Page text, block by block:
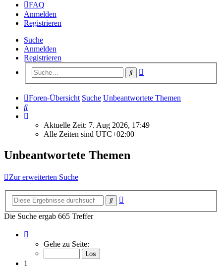
FAQ
Anmelden
Registrieren
Suche
Anmelden
Registrieren
Suche
Foren-Übersicht Suche Unbeantwortete Themen
Suche
Aktuelle Zeit: 7. Aug 2026, 17:49
Alle Zeiten sind UTC+02:00
Unbeantwortete Themen
Zur erweiterten Suche
Suche
Die Suche ergab 665 Treffer
von
Gehe zu Seite:
1